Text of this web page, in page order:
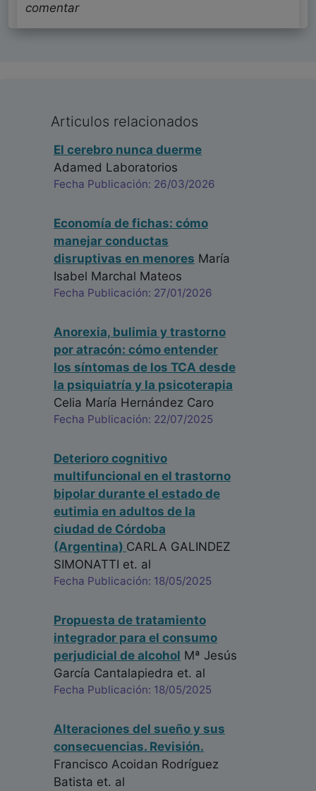
comentar
Articulos relacionados
El cerebro nunca duerme
Adamed Laboratorios
Fecha Publicación: 26/03/2026
Economía de fichas: cómo
manejar conductas
disruptivas en menores María
Isabel Marchal Mateos
Fecha Publicación: 27/01/2026
Anorexia, bulimia y trastorno
por atracón: cómo entender
los síntomas de los TCA desde
la psiquiatría y la psicoterapia
Celia María Hernández Caro
Fecha Publicación: 22/07/2025
Deterioro cognitivo
multifuncional en el trastorno
bipolar durante el estado de
eutimia en adultos de la
ciudad de Córdoba
(Argentina) CARLA GALINDEZ
SIMONATTI et. al
Fecha Publicación: 18/05/2025
Propuesta de tratamiento
integrador para el consumo
perjudicial de alcohol Mª Jesús
García Cantalapiedra et. al
Fecha Publicación: 18/05/2025
Alteraciones del sueño y sus
consecuencias. Revisión.
Francisco Acoidan Rodríguez
Batista et. al